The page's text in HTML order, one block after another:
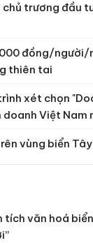
trương đầu
đồng/người/
thiên tai
xét chọn
doanh Việt Nam
vùng biển
tích văn hoá